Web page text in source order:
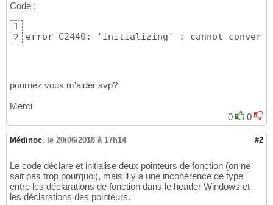
16
17
18
19
23
25
27
28
29
31
32
33
VOID
	IN KIRQL NewIrql,
// KeRaiseIrqlToDpcLevel:
//
NTSYSAPI
EXPORTNUM(129 )
KIRQL
NTAPI
KeRaiseIrqlToDpcLevel(
	VOID
);
Code :
1
2
error C2440: ' initializing ' : cannot convert
pourriez vous m'aider svp?
Merci
0
0
Médinoc, le 20/06/2018 à 17h14 #2
Le code déclare et initialise deux pointeurs de fonction (on ne
sait pas trop pourquoi), mais il y a une incohérence de type
entre les déclarations de fonction dans le header Windows et
les déclarations des pointeurs.